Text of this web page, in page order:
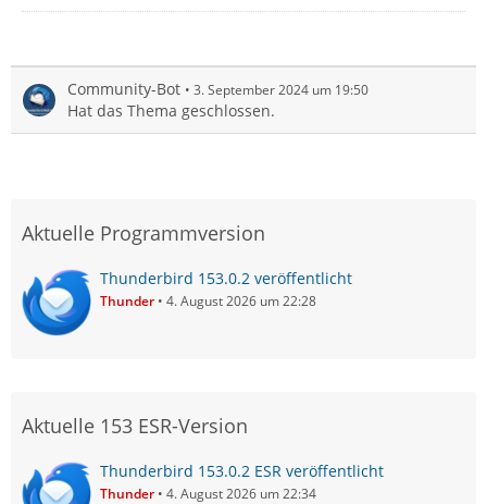
Community-Bot 3. September 2024 um 19:50
Hat das Thema geschlossen.
Aktuelle Programmversion
Thunderbird 153.0.2 veröffentlicht
Thunder 4. August 2026 um 22:28
Aktuelle 153 ESR-Version
Thunderbird 153.0.2 ESR veröffentlicht
Thunder 4. August 2026 um 22:34